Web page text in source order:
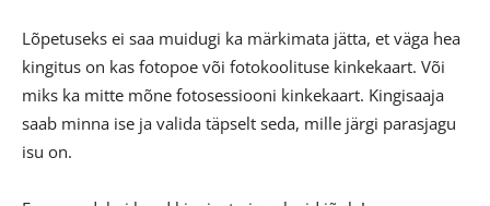
Lõpetuseks ei saa muidugi ka märkimata jätta, et väga hea
kingitus on kas fotopoe või fotokoolituse kinkekaart. Või
miks ka mitte mõne fotosessiooni kinkekaart. Kingisaaja
saab minna ise ja valida täpselt seda, mille järgi parasjagu
isu on.